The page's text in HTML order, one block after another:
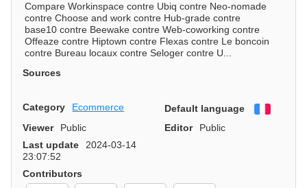
Compare Workinspace contre Ubiq contre Neo-nomade
contre Choose and work contre Hub-grade contre
base10 contre Beewake contre Web-coworking contre
Offeaze contre Hiptown contre Flexas contre Le boncoin
contre Bureau locaux contre Seloger contre U...
Sources
Category Ecommerce Default language
Viewer
Public Editor
Public
Last update
2024-03-14
23:07:52
Contributors